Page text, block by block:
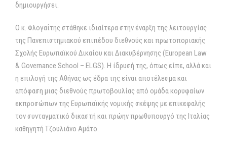
δημιουργήσει.
Ο κ. Φλογαΐτης στάθηκε ιδιαίτερα στην έναρξη της λειτουργίας
της Πανεπιστημιακού επιπέδου διεθνούς και πρωτοποριακής
Σχολής Ευρωπαϊκού Δικαίου και Διακυβέρνησης (European Law
& Governance School – ELGS). Η ίδρυσή της, όπως είπε, αλλά και
η επιλογή της Αθήνας ως έδρα της είναι αποτέλεσμα και
απόφαση μιας διεθνούς πρωτοβουλίας από ομάδα κορυφαίων
εκπροσώπων της Ευρωπαϊκής νομικής σκέψης με επικεφαλής
τον συνταγματικό δικαστή και πρώην πρωθυπουργό της Ιταλίας
καθηγητή Τζουλιάνο Αμάτο.